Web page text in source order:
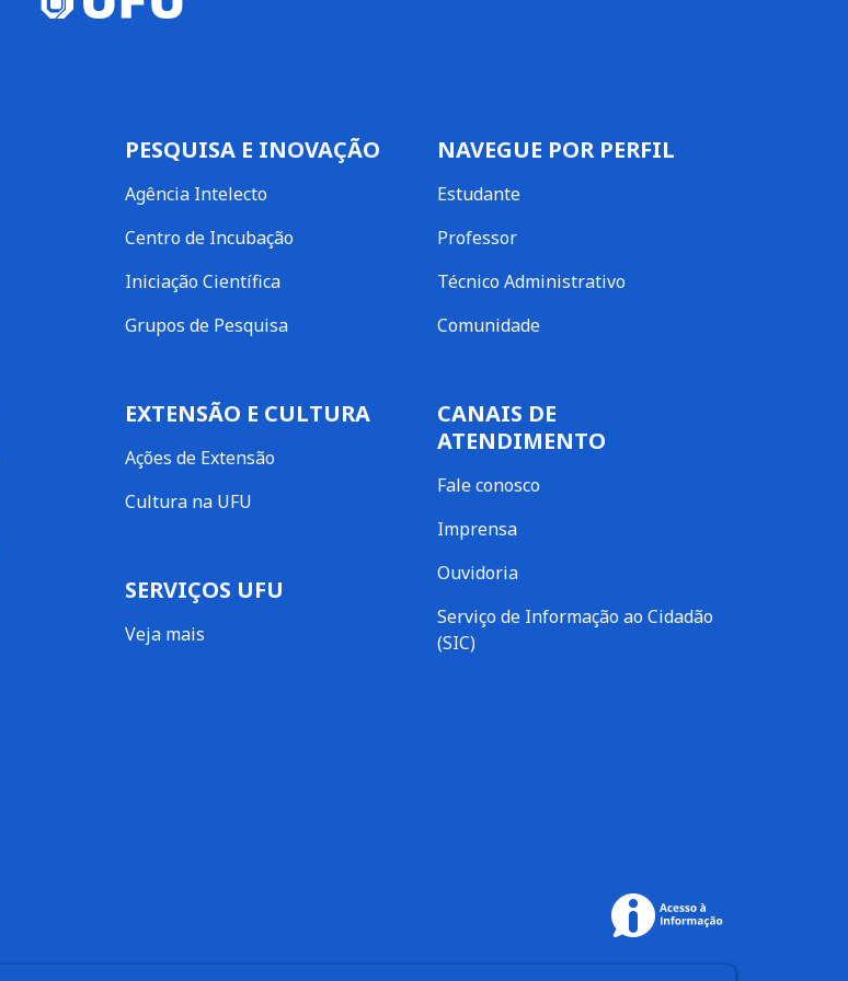
PESQUISA E INOVAÇÃO
Agência Intelecto
Centro de Incubação
Iniciação Científica
Grupos de Pesquisa
EXTENSÃO E CULTURA
Ações de Extensão
Cultura na UFU
SERVIÇOS UFU
Veja mais
NAVEGUE POR PERFIL
Estudante
Professor
Técnico Administrativo
Comunidade
CANAIS DE
ATENDIMENTO
Fale conosco
Imprensa
Ouvidoria
Serviço de Informação ao Cidadão
(SIC)